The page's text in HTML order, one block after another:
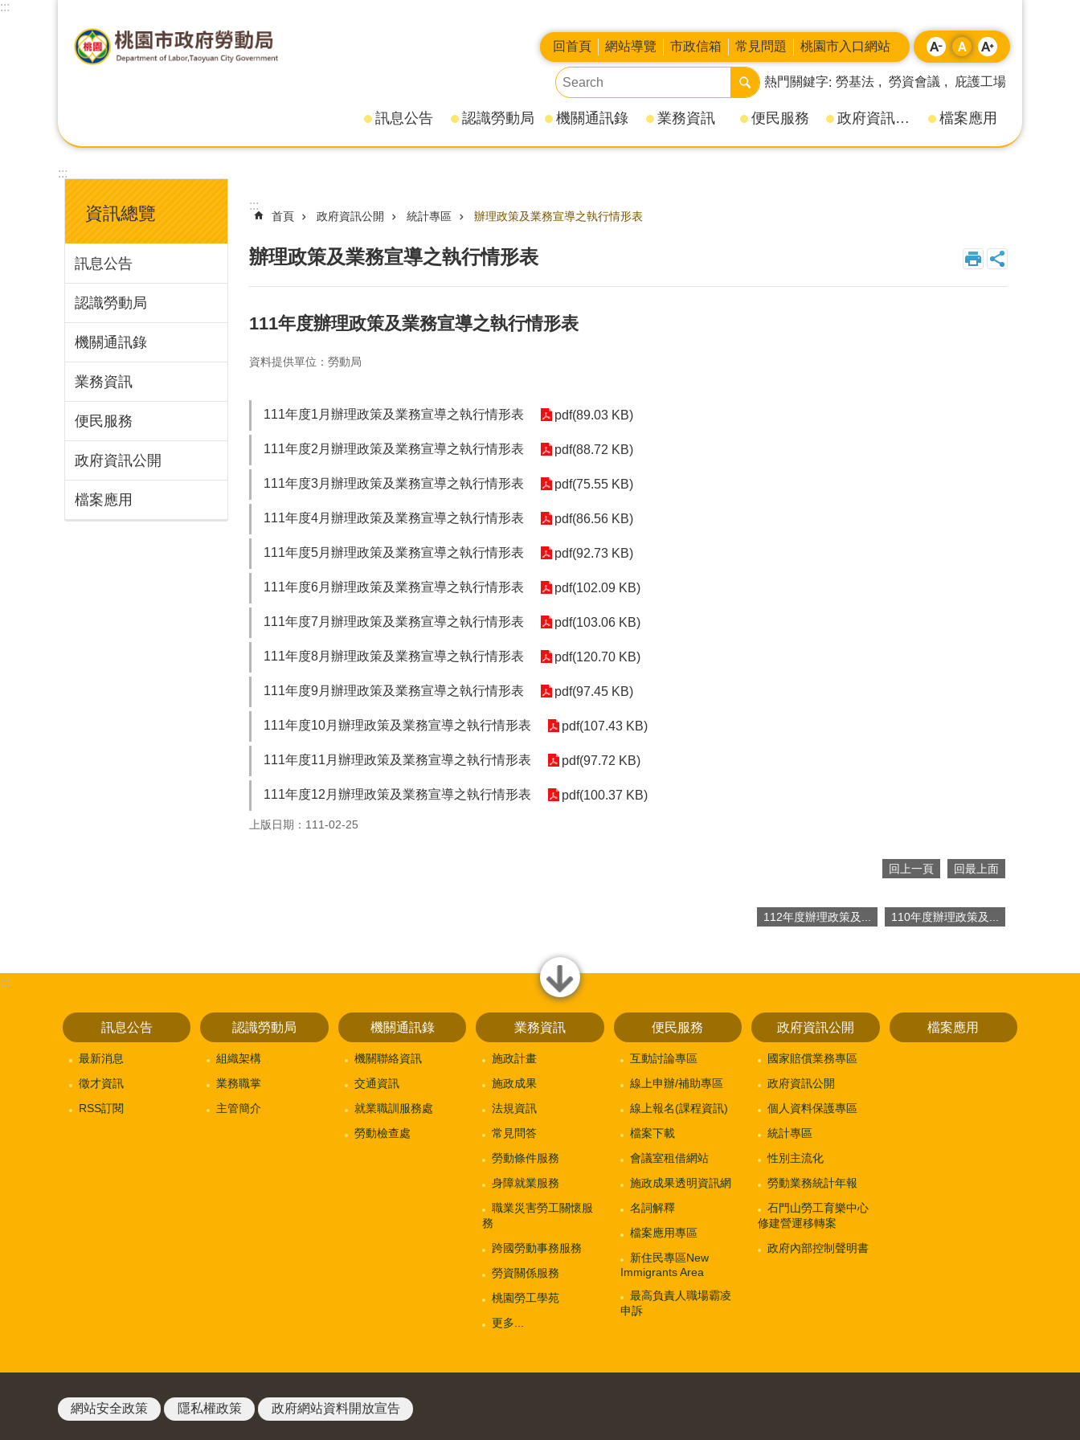
:::
回首頁 網站導覽 市政信箱 常見問題 桃園市入口網站
熱門關鍵字 勞基法 勞資會議 庇護工場
訊息公告 認識勞動局 機關通訊錄 業務資訊 便民服務 政府資訊公開 檔案應用
:::
資訊總覽
訊息公告
認識勞動局
機關通訊錄
業務資訊
便民服務
政府資訊公開
檔案應用
:::
首頁 政府資訊公開 統計專區 辦理政策及業務宣導之執行情形表
辦理政策及業務宣導之執行情形表
111年度辦理政策及業務宣導之執行情形表
資料提供單位：勞動局
111年度1月辦理政策及業務宣導之執行情形表 pdf(89.03 KB)
111年度2月辦理政策及業務宣導之執行情形表 pdf(88.72 KB)
111年度3月辦理政策及業務宣導之執行情形表 pdf(75.55 KB)
111年度4月辦理政策及業務宣導之執行情形表 pdf(86.56 KB)
111年度5月辦理政策及業務宣導之執行情形表 pdf(92.73 KB)
111年度6月辦理政策及業務宣導之執行情形表 pdf(102.09 KB)
111年度7月辦理政策及業務宣導之執行情形表 pdf(103.06 KB)
111年度8月辦理政策及業務宣導之執行情形表 pdf(120.70 KB)
111年度9月辦理政策及業務宣導之執行情形表 pdf(97.45 KB)
111年度10月辦理政策及業務宣導之執行情形表 pdf(107.43 KB)
111年度11月辦理政策及業務宣導之執行情形表 pdf(97.72 KB)
111年度12月辦理政策及業務宣導之執行情形表 pdf(100.37 KB)
上版日期：111-02-25
回上一頁 回最上面
112年度辦理政策及... 110年度辦理政策及...
close
:::
訊息公告
最新消息
徵才資訊
RSS訂閱
認識勞動局
組織架構
業務職掌
主管簡介
機關通訊錄
機關聯絡資訊
交通資訊
就業職訓服務處
勞動檢查處
業務資訊
施政計畫
施政成果
法規資訊
常見問答
勞動條件服務
身障就業服務
職業災害勞工關懷服
務
跨國勞動事務服務
勞資關係服務
桃園勞工學苑
更多...
便民服務
互動討論專區
線上申辦/補助專區
線上報名(課程資訊)
檔案下載
會議室租借網站
施政成果透明資訊網
名詞解釋
檔案應用專區
新住民專區New
Immigrants Area
最高負責人職場霸凌
申訴
政府資訊公開
國家賠償業務專區
政府資訊公開
個人資料保護專區
統計專區
性別主流化
勞動業務統計年報
石門山勞工育樂中心
修建營運移轉案
政府內部控制聲明書
檔案應用
網站安全政策 隱私權政策 政府網站資料開放宣告